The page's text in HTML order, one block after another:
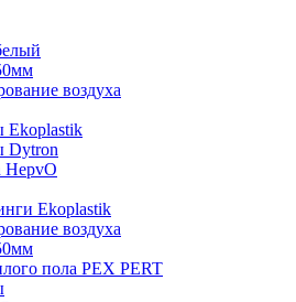
воздуха
Ekoplastik
Dytron
Ekoplastik
воздуха
пола PEX PERT